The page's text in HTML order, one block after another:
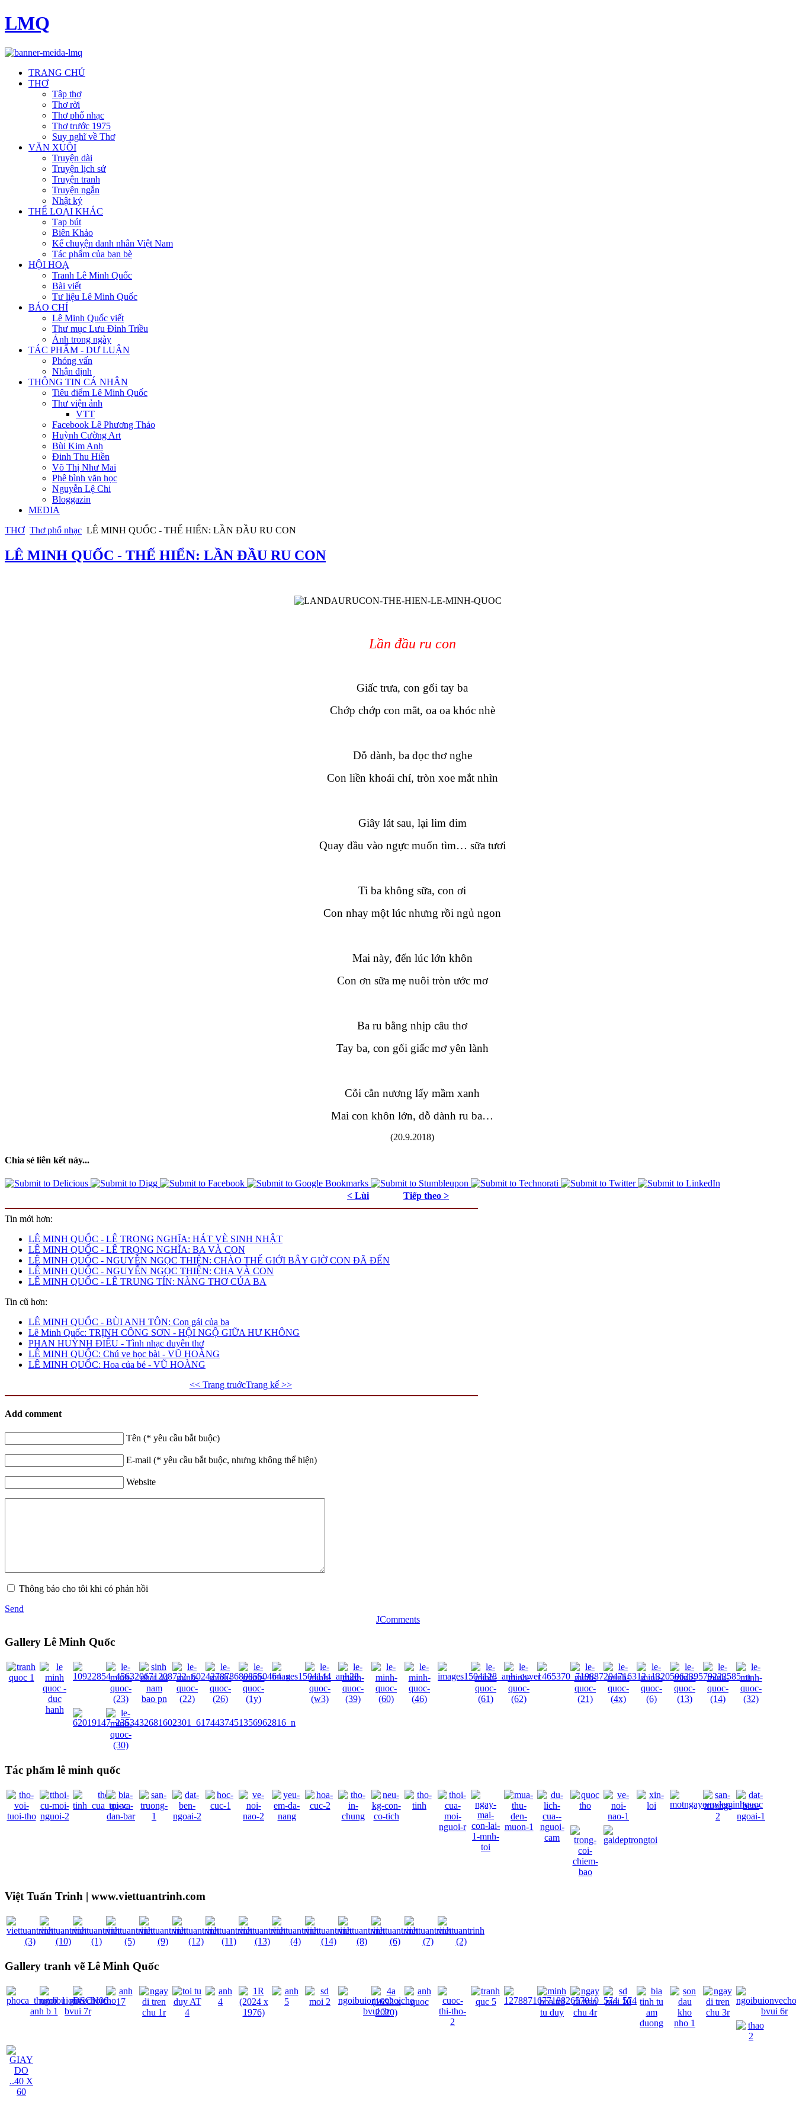
LMQ
TRANG CHỦ
THƠ
Tập thơ
Thơ rời
Thơ phổ nhạc
Thơ trước 1975
Suy nghĩ về Thơ
VĂN XUÔI
Truyện dài
Truyện lịch sử
Truyện tranh
Truyện ngắn
Nhật ký
THỂ LOẠI KHÁC
Tạp bút
Biên Khảo
Kể chuyện danh nhân Việt Nam
Tác phẩm của bạn bè
HỘI HOẠ
Tranh Lê Minh Quốc
Bài viết
Tư liệu Lê Minh Quốc
BÁO CHÍ
Lê Minh Quốc viết
Thư mục Lưu Đình Triều
Ảnh trong ngày
TÁC PHẨM - DƯ LUẬN
Phỏng vấn
Nhận định
THÔNG TIN CÁ NHÂN
Tiêu điểm Lê Minh Quốc
Thư viện ảnh
VTT
Facebook Lê Phương Thảo
Huỳnh Cường Art
Bùi Kim Anh
Đinh Thu Hiền
Võ Thị Như Mai
Phê bình văn học
Nguyễn Lệ Chi
Bloggazin
MEDIA
THƠ Thơ phổ nhạc LÊ MINH QUỐC - THẾ HIỂN: LẦN ĐẦU RU CON
LÊ MINH QUỐC - THẾ HIỂN: LẦN ĐẦU RU CON
Lần đầu ru con
Giấc trưa, con gối tay ba
Chớp chớp con mắt, oa oa khóc nhè
Dỗ dành, ba đọc thơ nghe
Con liền khoái chí, tròn xoe mắt nhìn
Giây lát sau, lại lim dim
Quay đầu vào ngực muốn tìm… sữa tươi
Ti ba không sữa, con ơi
Con nhay một lúc nhưng rồi ngủ ngon
Mai này, đến lúc lớn khôn
Con ơn sữa mẹ nuôi tròn ước mơ
Ba ru bằng nhịp câu thơ
Tayba, con gối giấc mơ yên lành
Cỗi cằn nương lấy mầm xanh
Mai con khôn lớn, dỗ dành ru ba…
(20.9.2018)
Chia sẻ liên kết này...
< Lùi Tiếp theo >
Tin mới hơn:
LÊ MINH QUỐC - LÊ TRỌNG NGHĨA: HÁT VÈ SINH NHẬT
LÊ MINH QUỐC - LÊ TRỌNG NGHĨA: BA VÀ CON
LÊ MINH QUỐC - NGUYỄN NGỌC THIỆN: CHÀO THẾ GIỚI BÂY GIỜ CON ĐÃ ĐẾN
LÊ MINH QUỐC - NGUYỄN NGỌC THIỆN: CHA VÀ CON
LÊ MINH QUỐC - LÊ TRUNG TÍN: NÀNG THƠ CỦA BA
Tin cũ hơn:
LÊ MINH QUỐC - BÙI ANH TÔN: Con gái của ba
Lê Minh Quốc: TRỊNH CÔNG SƠN - HỘI NGỘ GIỮA HƯ KHÔNG
PHAN HUỲNH ĐIỂU - Tình nhạc duyên thơ
LÊ MINH QUỐC: Chú ve học bài - VŨ HOÀNG
LÊ MINH QUỐC: Hoa của bé - VŨ HOÀNG
<< Trang truớcTrang kế >>
Add comment
Tên (* yêu cầu bắt buộc)
E-mail (* yêu cầu bắt buộc, nhưng không thể hiện)
Website
Thông báo cho tôi khi có phản hồi
Send
JComments
Gallery Lê Minh Quốc
Tác phẩm lê minh quốc
Việt Tuấn Trinh | www.viettuantrinh.com
Gallery tranh vẽ Lê Minh Quốc